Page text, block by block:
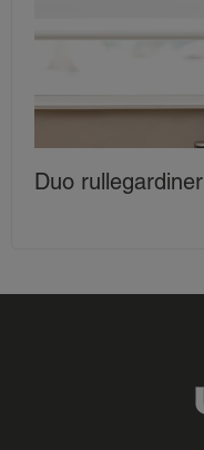
Duo rullegardiner